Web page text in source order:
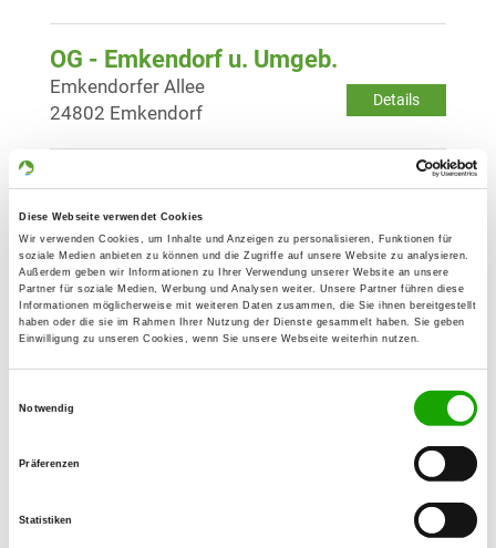
Diese Webseite verwendet Cookies
Wir verwenden Cookies, um Inhalte und Anzeigen zu personalisieren, Funktionen für
soziale Medien anbieten zu können und die Zugriffe auf unsere Website zu analysieren.
Außerdem geben wir Informationen zu Ihrer Verwendung unserer Website an unsere
Partner für soziale Medien, Werbung und Analysen weiter. Unsere Partner führen diese
Informationen möglicherweise mit weiteren Daten zusammen, die Sie ihnen bereitgestellt
haben oder die sie im Rahmen Ihrer Nutzung der Dienste gesammelt haben. Sie geben
Einwilligung zu unseren Cookies, wenn Sie unsere Webseite weiterhin nutzen.
Notwendig
Präferenzen
Statistiken
OG - Emkendorf u. Umgeb.
Details
Emkendorfer Allee
24802 Emkendorf
OG - Hanerau-Hademarschen
Am Batz
25557 Hanerau-Hadem
OG - Kiel
Kösterallee 21
Details
Meimersdorfer Moor 30